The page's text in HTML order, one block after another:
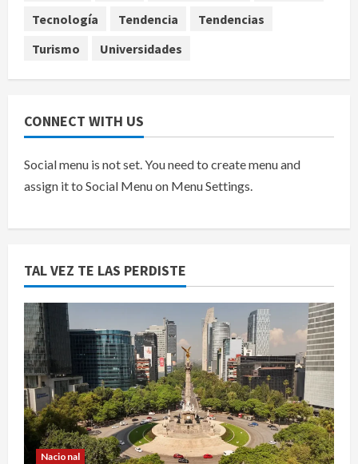
Tecnología
Tendencia
Tendencias
Turismo
Universidades
CONNECT WITH US
Social menu is not set. You need to create menu and
assign it to Social Menu on Menu Settings.
TAL VEZ TE LAS PERDISTE
Nacional